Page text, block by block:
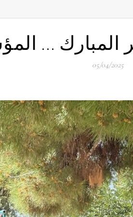
المبارك …
05/04/2025